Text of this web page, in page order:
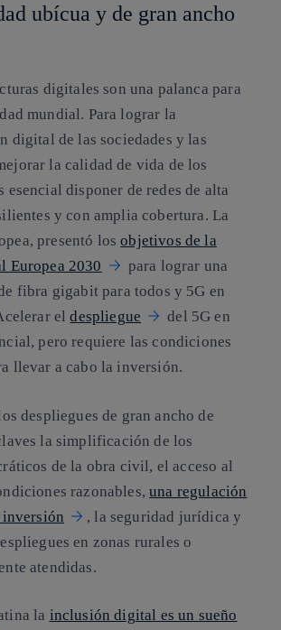
ubícua y de gran ancho
digitales son una palanca para
mundial. Para lograr la
digital de las sociedades y las
la calidad de vida de los
esencial disponer de redes de alta
y con amplia cobertura. La
presentó losobjetivos de la
Europea 2030
para lograr una
fibra gigabit para todos y 5G en
eldespliegue
del 5G en
pero requiere las condiciones
llevar a cabo la inversión.
despliegues de gran ancho de
la simplificación de los
de la obra civil, el acceso al
razonables,una regulación
, la seguridad jurídica y
en zonas rurales o
atendidas.
la inclusión digital es un sueño